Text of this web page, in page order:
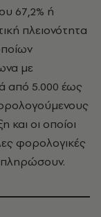
67,2% ή
πλειονότητα
με
από 5.000 έως
και οι οποίοι
φορολογικές